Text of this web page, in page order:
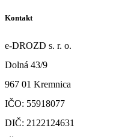
Kontakt
e-DROZD s. r. o.
Dolná 43/9
967 01 Kremnica
IČO: 55918077
DIČ: 2122124631